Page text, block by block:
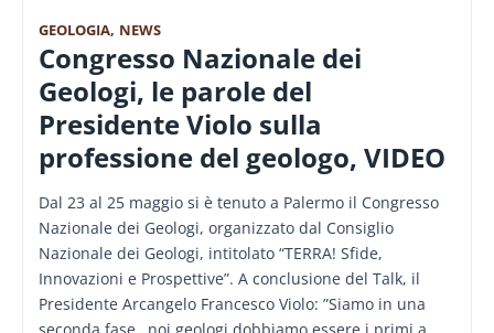
GEOLOGIA, NEWS
Congresso Nazionale dei
Geologi, le parole del
Presidente Violo sulla
professione del geologo, VIDEO
Dal 23 al 25 maggio si è tenuto a Palermo il Congresso
Nazionale dei Geologi, organizzato dal Consiglio
Nazionale dei Geologi, intitolato “TERRA! Sfide,
Innovazioni e Prospettive”. A conclusione del Talk, il
Presidente Arcangelo Francesco Violo: ”Siamo in una